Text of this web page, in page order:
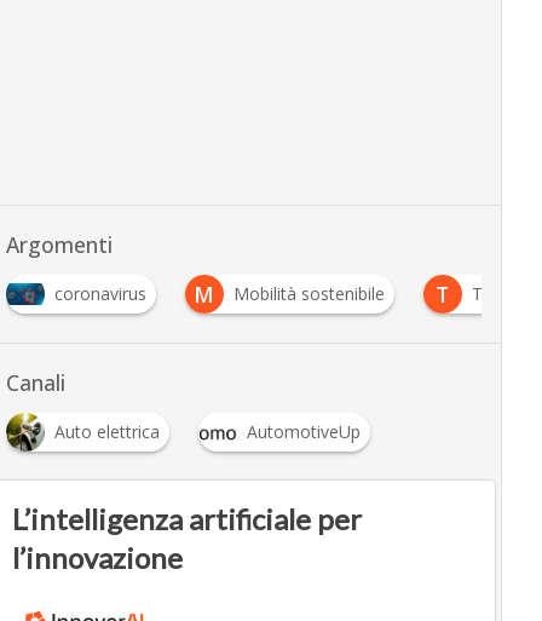
Argomenti
coronavirus M Mobilità sostenibile T Tesla
Canali
Auto elettrica AutomotiveUp
L’intelligenza artificiale per
l’innovazione